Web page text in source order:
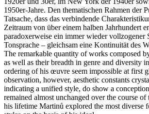
1950er-Jahre. Den thematischen Rahmen der
Tatsache, dass das verbindende
Zeitraum von über einem halben Jahrhundert
paradoxerweise ein immer wieder vollzogener
Tonsprache – gleichsam eine Kontinuität des
The remarkable quantity of works composed
as well as their breadth in genre and diversity
ordering of his œuvre seem impossible at first
observation, however, aesthetic constants
indicating a unified style, do show a
remained almost unchanged over the course
his lifetime Martinů explored the most diverse